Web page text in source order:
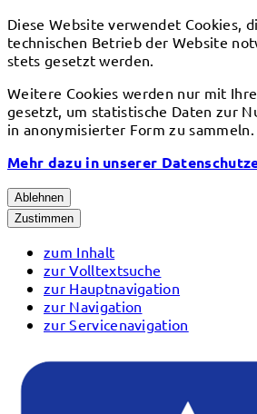
Diese Website verwendet Cookies,
technischen Betrieb der Website
stets gesetzt werden.
Weitere Cookies werden nur mit
gesetzt, um statistische Daten zur
in anonymisierter Form zu sammeln.
Mehr dazu in unserer
Ablehnen
Zustimmen
zum Inhalt
zur Volltextsuche
zur Hauptnavigation
zur Navigation
zur Servicenavigation